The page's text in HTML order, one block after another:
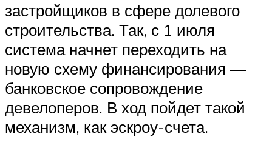
застройщиков в сфере долевого
строительства. Так, с 1 июля
система начнет переходить на
новую схему финансирования —
банковское сопровождение
девелоперов. В ход пойдет такой
механизм, как эскроу-счета.